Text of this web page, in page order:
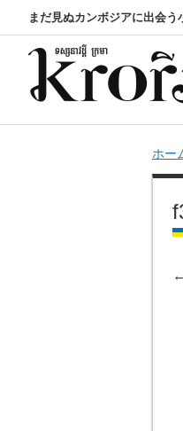
まだ見ぬカンボジアに出会
ホー
←